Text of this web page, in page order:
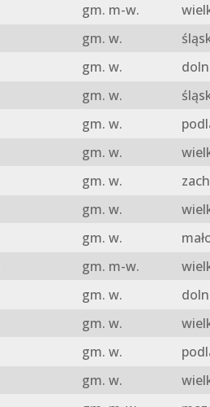
gm. m-w.
gm. w.
gm. w.
gm. w.
gm. w.
gm. w.
gm. w.
gm. w.
gm. w.
gm. m-w.
gm. w.
gm. w.
gm. w.
gm. w.